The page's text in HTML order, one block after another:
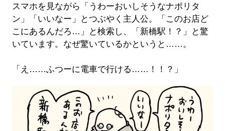
スマホを見ながら「うわーおいしそうなナポリタ
ン」「いいなー」とつぶやく主人公。「このお店ど
こにあるんだろ…」と検索し、「新橋駅！？」と驚
いています。なぜ驚いているかというと……。
「え……ふつーに電車で行ける……！！？」